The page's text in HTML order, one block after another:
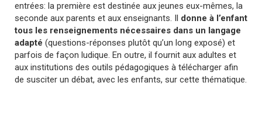
entrées: la première est destinée aux jeunes eux-mêmes, la
seconde aux parents et aux enseignants. Il donne à l’enfant
tous les renseignements nécessaires dans un langage
adapté (questions-réponses plutôt qu’un long exposé) et
parfois de façon ludique. En outre, il fournit aux adultes et
aux institutions des outils pédagogiques à télécharger afin
de susciter un débat, avec les enfants, sur cette thématique.